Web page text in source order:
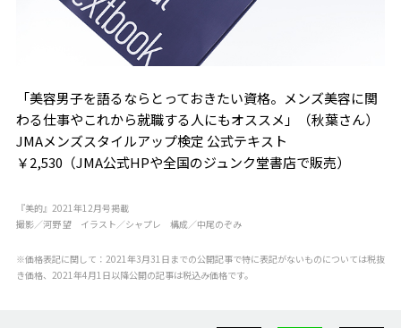
「美容男子を語るならとっておきたい資格。メンズ美容に関
わる仕事やこれから就職する人にもオススメ」（秋葉さん）
JMAメンズスタイルアップ検定 公式テキスト
￥2,530（JMA公式HPや全国のジュンク堂書店で販売）
『美的』2021年12月号掲載
撮影／河野 望 イラスト／シャプレ 構成／中尾のぞみ
※価格表記に関して：2021年3月31日までの公開記事で特に表記がないものについては税抜
き価格、2021年4月1日以降公開の記事は税込み価格です。